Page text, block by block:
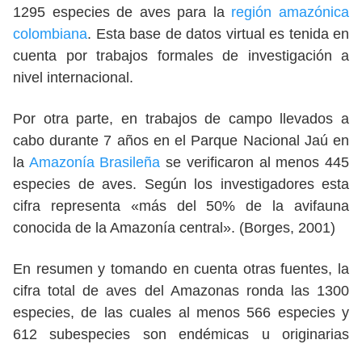
1295 especies de aves para la región amazónica
colombiana. Esta base de datos virtual es tenida en
cuenta por trabajos formales de investigación a
nivel internacional.
Por otra parte, en trabajos de campo llevados a
cabo durante 7 años en el Parque Nacional Jaú en
la Amazonía Brasileña se verificaron al menos 445
especies de aves. Según los investigadores esta
cifra representa «más del 50% de la avifauna
conocida de la Amazonía central». (Borges, 2001)
En resumen y tomando en cuenta otras fuentes, la
cifra total de aves del Amazonas ronda las 1300
especies, de las cuales al menos 566 especies y
612 subespecies son endémicas u originarias